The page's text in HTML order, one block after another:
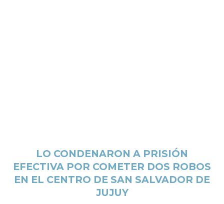
LO CONDENARON A PRISIÓN
EFECTIVA POR COMETER DOS ROBOS
EN EL CENTRO DE SAN SALVADOR DE
JUJUY